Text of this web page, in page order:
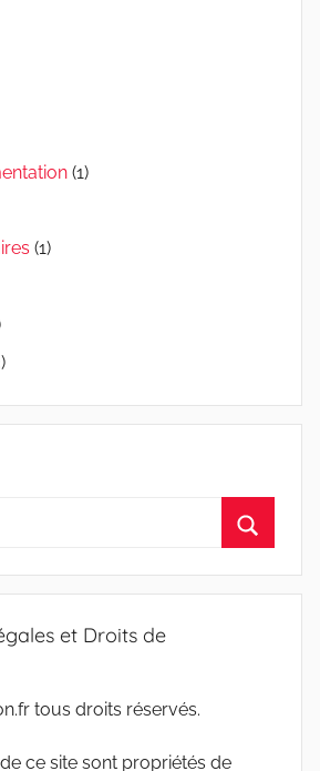
(1)
(1)
et Droits de
tous droits réservés.
ce site sont propriétés de